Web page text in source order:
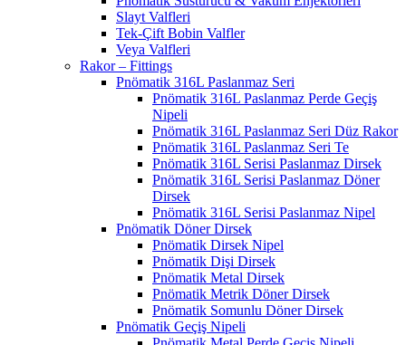
Slayt Valfleri
Tek-Çift Bobin Valfler
Veya Valfleri
Rakor – Fittings
Pnömatik 316L Paslanmaz Seri
Pnömatik 316L Paslanmaz Perde Geçiş
Nipeli
Pnömatik 316L Paslanmaz Seri Düz Rakor
Pnömatik 316L Paslanmaz Seri Te
Pnömatik 316L Serisi Paslanmaz Dirsek
Pnömatik 316L Serisi Paslanmaz Döner
Dirsek
Pnömatik 316L Serisi Paslanmaz Nipel
Pnömatik Döner Dirsek
Pnömatik Dirsek Nipel
Pnömatik Dişi Dirsek
Pnömatik Metal Dirsek
Pnömatik Metrik Döner Dirsek
Pnömatik Somunlu Döner Dirsek
Pnömatik Geçiş Nipeli